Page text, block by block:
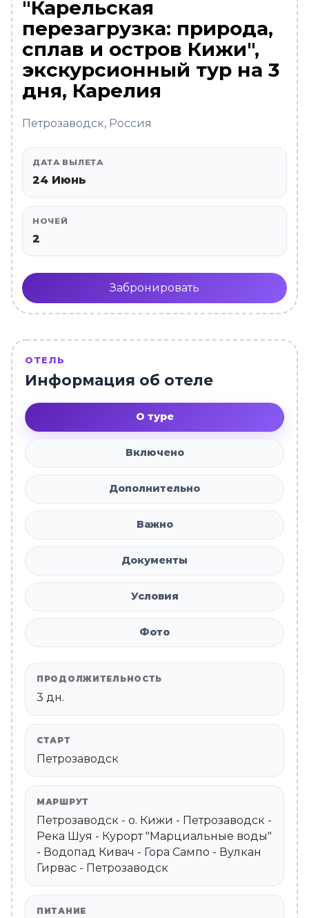
"Карельская
перезагрузка: природа,
сплав и остров Кижи",
экскурсионный тур на 3
дня, Карелия
Петрозаводск, Россия
ДАТА ВЫЛЕТА
24 Июнь
НОЧЕЙ
2
Забронировать
ОТЕЛЬ
Информация об отеле
О туре
Включено
Дополнительно
Важно
Документы
Условия
Фото
ПРОДОЛЖИТЕЛЬНОСТЬ
3 дн.
СТАРТ
Петрозаводск
МАРШРУТ
Петрозаводск - о. Кижи - Петрозаводск -
Река Шуя - Курорт "Марциальные воды"
- Водопад Кивач - Гора Сампо - Вулкан
Гирвас - Петрозаводск
ПИТАНИЕ